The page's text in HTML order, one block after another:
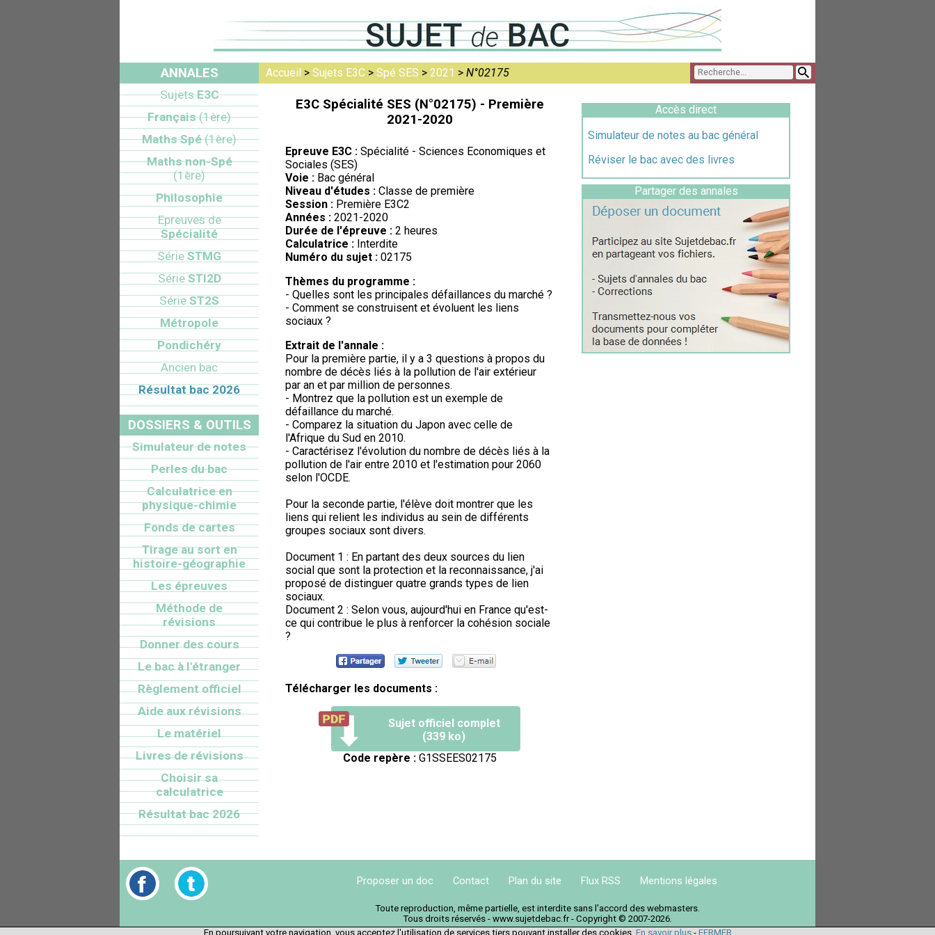
Accueil > Sujets E3C > Spé SES > 2021 > N°02175
E3C Spécialité SES (N°02175) - Première
2021-2020
Epreuve E3C : Spécialité - Sciences Economiques et
Sociales (SES)
Voie : Bac général
Niveau d'études : Classe de première
Session : Première E3C2
Années : 2021-2020
Durée de l'épreuve : 2 heures
Calculatrice : Interdite
Numéro du sujet : 02175
Thèmes du programme :
- Quelles sont les principales défaillances du marché ?
- Comment se construisent et évoluent les liens
sociaux ?
Extrait de l'annale :
Pour la première partie, il y a 3 questions à propos du
nombre de décès liés à la pollution de l'air extérieur
par an et par million de personnes.
- Montrez que la pollution est un exemple de
défaillance du marché.
- Comparez la situation du Japon avec celle de
l'Afrique du Sud en 2010.
- Caractérisez l'évolution du nombre de décès liés à la
pollution de l'air entre 2010 et l'estimation pour 2060
selon l'OCDE.
Pour la seconde partie, l'élève doit montrer que les
liens qui relient les individus au sein de différents
groupes sociaux sont divers.
Document 1 : En partant des deux sources du lien
social que sont la protection et la reconnaissance, j'ai
proposé de distinguer quatre grands types de lien
sociaux.
Document 2 : Selon vous, aujourd'hui en France qu'est-
ce qui contribue le plus à renforcer la cohésion sociale
?
Télécharger les documents :
Sujet officiel complet
(339 ko)
Code repère :G1SSEES02175
Accès direct
Simulateur de notes au bac général
Réviser le bac avec des livres
Partager des annales
ANNALES
SujetsE3C
Français(1ère)
Maths Spé(1ère)
Maths non-Spé
(1ère)
Philosophie
Epreuves de
Spécialité
Série STMG
SérieSTI2D
Série ST2S
Métropole
Pondichéry
Ancien bac
Résultat bac 2026
DOSSIERS & OUTILS
Simulateur de notes
Perles du bac
Calculatrice en
physique-chimie
Fonds de cartes
Tirage au sort en
histoire-géographie
Les épreuves
Méthode de
révisions
Donner des cours
Le bac à l'étranger
Règlement officiel
Aide aux révisions
Le matériel
Livres de révisions
Choisir sa
calculatrice
Résultat bac 2026
Proposer un doc Contact Plan du site Flux RSS Mentions légales
Toute reproduction, même partielle, est interdite sans l'accord des webmasters.
Tous droits réservés - www.sujetdebac.fr - Copyright © 2007-2026.
En poursuivant votre navigation, vous acceptez l'utilisation de services tiers pouvant installer des cookies. En savoir plus- FERMER